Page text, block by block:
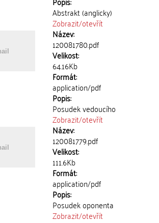
Abstrakt (anglicky)
Zobrazit/otevřít
Název:
120081780.pdf
Velikost:
64.16Kb
Formát:
application/pdf
Popis:
Posudek vedoucího
Zobrazit/otevřít
Název:
120081779.pdf
Velikost:
111.6Kb
Formát:
application/pdf
Popis:
Posudek oponenta
Zobrazit/otevřít